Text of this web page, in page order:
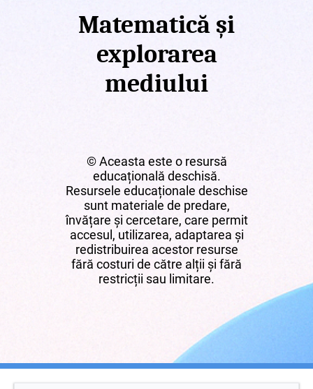
Matematică și
explorarea
mediului
© Aceasta este o resursă
educațională deschisă.
Resursele educaționale deschise
sunt materiale de predare,
învățare și cercetare, care permit
accesul, utilizarea, adaptarea și
redistribuirea acestor resurse
fără costuri de către alții și fără
restricții sau limitare.